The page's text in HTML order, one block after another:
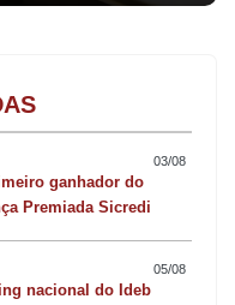
03/08
ganhador do
Premiada Sicredi
05/08